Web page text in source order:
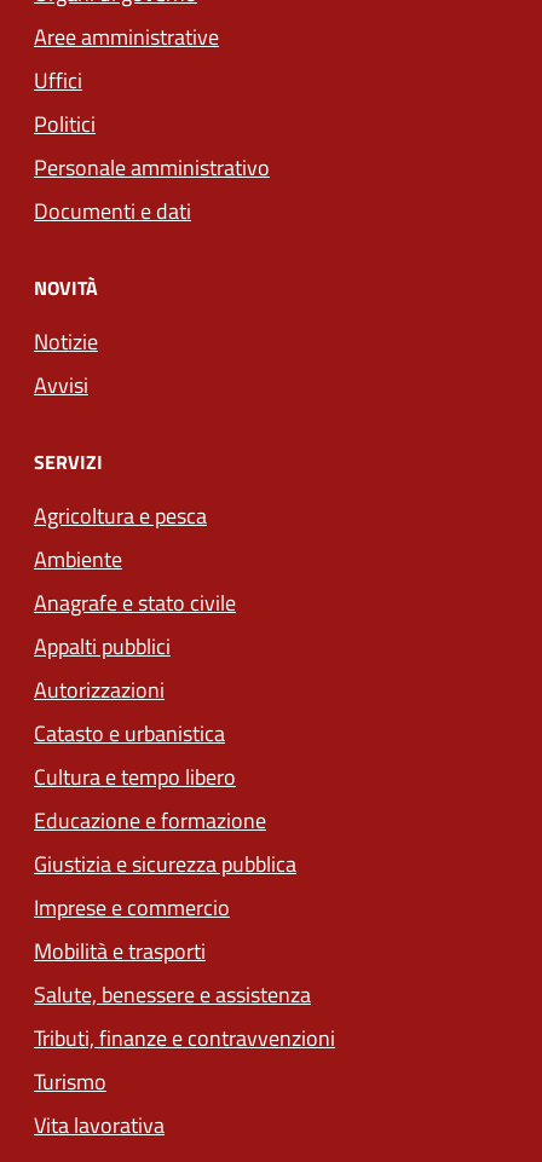
Aree amministrative
Uffici
Politici
Personale amministrativo
Documenti e dati
NOVITÀ
Notizie
Avvisi
SERVIZI
Agricoltura e pesca
Ambiente
Anagrafe e stato civile
Appalti pubblici
Autorizzazioni
Catasto e urbanistica
Cultura e tempo libero
Educazione e formazione
Giustizia e sicurezza pubblica
Imprese e commercio
Mobilità e trasporti
Salute, benessere e assistenza
Tributi, finanze e contravvenzioni
Turismo
Vita lavorativa